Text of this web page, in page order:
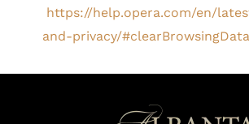
https://help.opera.com/en/
and-privacy/#clearBrowsingData